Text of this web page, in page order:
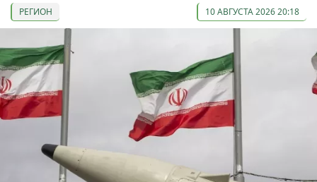
РЕГИОН 10 АВГУСТА 2026 20:18